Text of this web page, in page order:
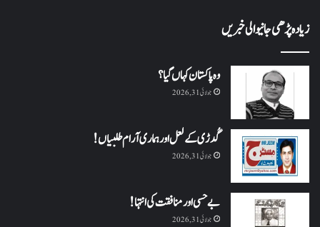
زیادہ پڑھی جانیوالی خبریں
وہ پاکستان کہاں گیا؟
جولائی 31, 2026
گُدڑی کے لعل اور ہماری آرام طلبیاں!
جولائی 31, 2026
بے حسی اور منافقت کی انتہا !
جولائی 31, 2026